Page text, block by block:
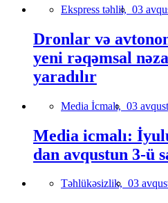
Ekspress təhlil, 03
Dronlar və
yeni rəqəmsal
yaradılır
Media İcmalı, 03
Media icmalı:
dan avqustun 3-ü
Təhlükəsizlik, 03